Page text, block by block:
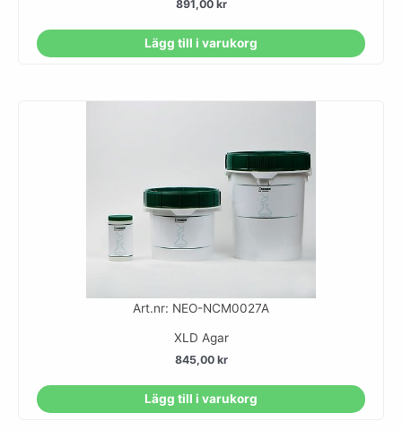
891,00 kr
Lägg till i varukorg
Art.nr: NEO-NCM0027A
XLD Agar
845,00 kr
Lägg till i varukorg